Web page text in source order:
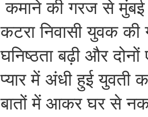
कमाने की गरज से
कटरा निवासी युवक की
घनिष्ठता बढ़ी और
प्यार में अंधी हुई युवती
बातों में आकर घर से